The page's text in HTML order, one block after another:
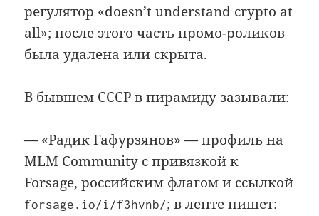
регулятор «doesn’t understand crypto at
all»; после этого часть промо-роликов
была удалена или скрыта.
В бывшем СССР в пирамиду зазывали:
— «Радик Гафурзянов» — профиль на
MLM Community с привязкой к
Forsage, российским флагом и ссылкой
forsage.io/i/f3hvnb/; в ленте пишет: